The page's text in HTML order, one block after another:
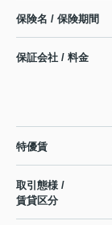
保険名 / 保険期間
保証会社 / 料金
特優賃
取引態様 /
賃貸区分